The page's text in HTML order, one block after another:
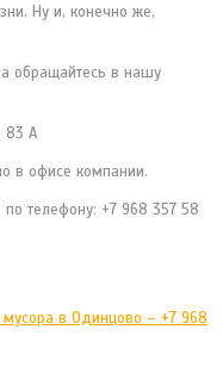
Ну и, конечно же,
обращайтесь в нашу
83 А
в офисе компании.
телефону: +7 968 357 58